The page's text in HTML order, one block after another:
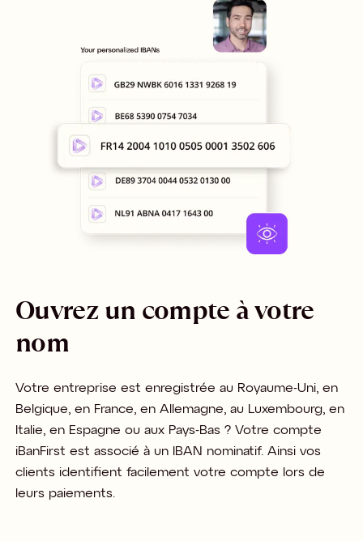
Ouvrez un compte à votre
nom
Votre entreprise est enregistrée au Royaume-Uni, en
Belgique, en France, en Allemagne, au Luxembourg, en
Italie, en Espagne ou aux Pays-Bas ? Votre compte
iBanFirst est associé à un IBAN nominatif. Ainsi vos
clients identifient facilement votre compte lors de
leurs paiements.